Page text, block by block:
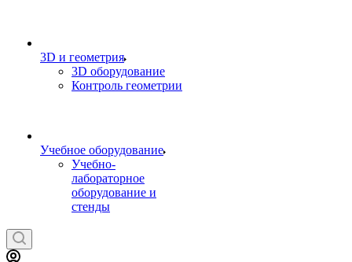
3D и геометрия
3D оборудование
Контроль геометрии
Учебное оборудование
Учебно-
лабораторное
оборудование и
стенды